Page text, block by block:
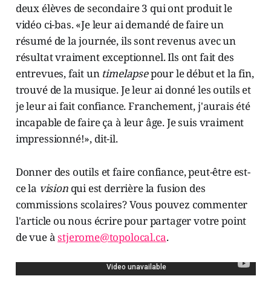
deux élèves de secondaire 3 qui ont produit le
vidéo ci-bas. «Je leur ai demandé de faire un
résumé de la journée, ils sont revenus avec un
résultat vraiment exceptionnel. Ils ont fait des
entrevues, fait un timelapsepour le début et la fin,
trouvé de la musique. Je leur ai donné les outils et
je leur ai fait confiance. Franchement, j'aurais été
incapable de faire ça à leur âge. Je suis vraiment
impressionné!», dit-il.
Donner des outils et faire confiance, peut-être est-
ce la visionqui est derrière la fusion des
commissions scolaires? Vous pouvez commenter
l'article ou nous écrire pour partager votre point
de vue àstjerome@topolocal.ca.